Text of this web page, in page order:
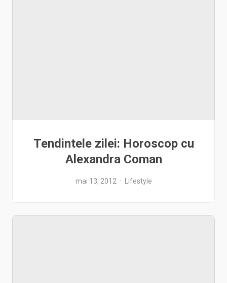
Tendintele zilei: Horoscop cu
Alexandra Coman
mai 13, 2012 Lifestyle